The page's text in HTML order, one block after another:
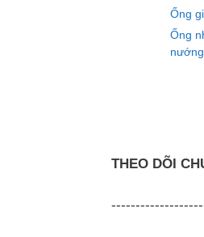
Ống
Ống
nướng
THEO DÕI